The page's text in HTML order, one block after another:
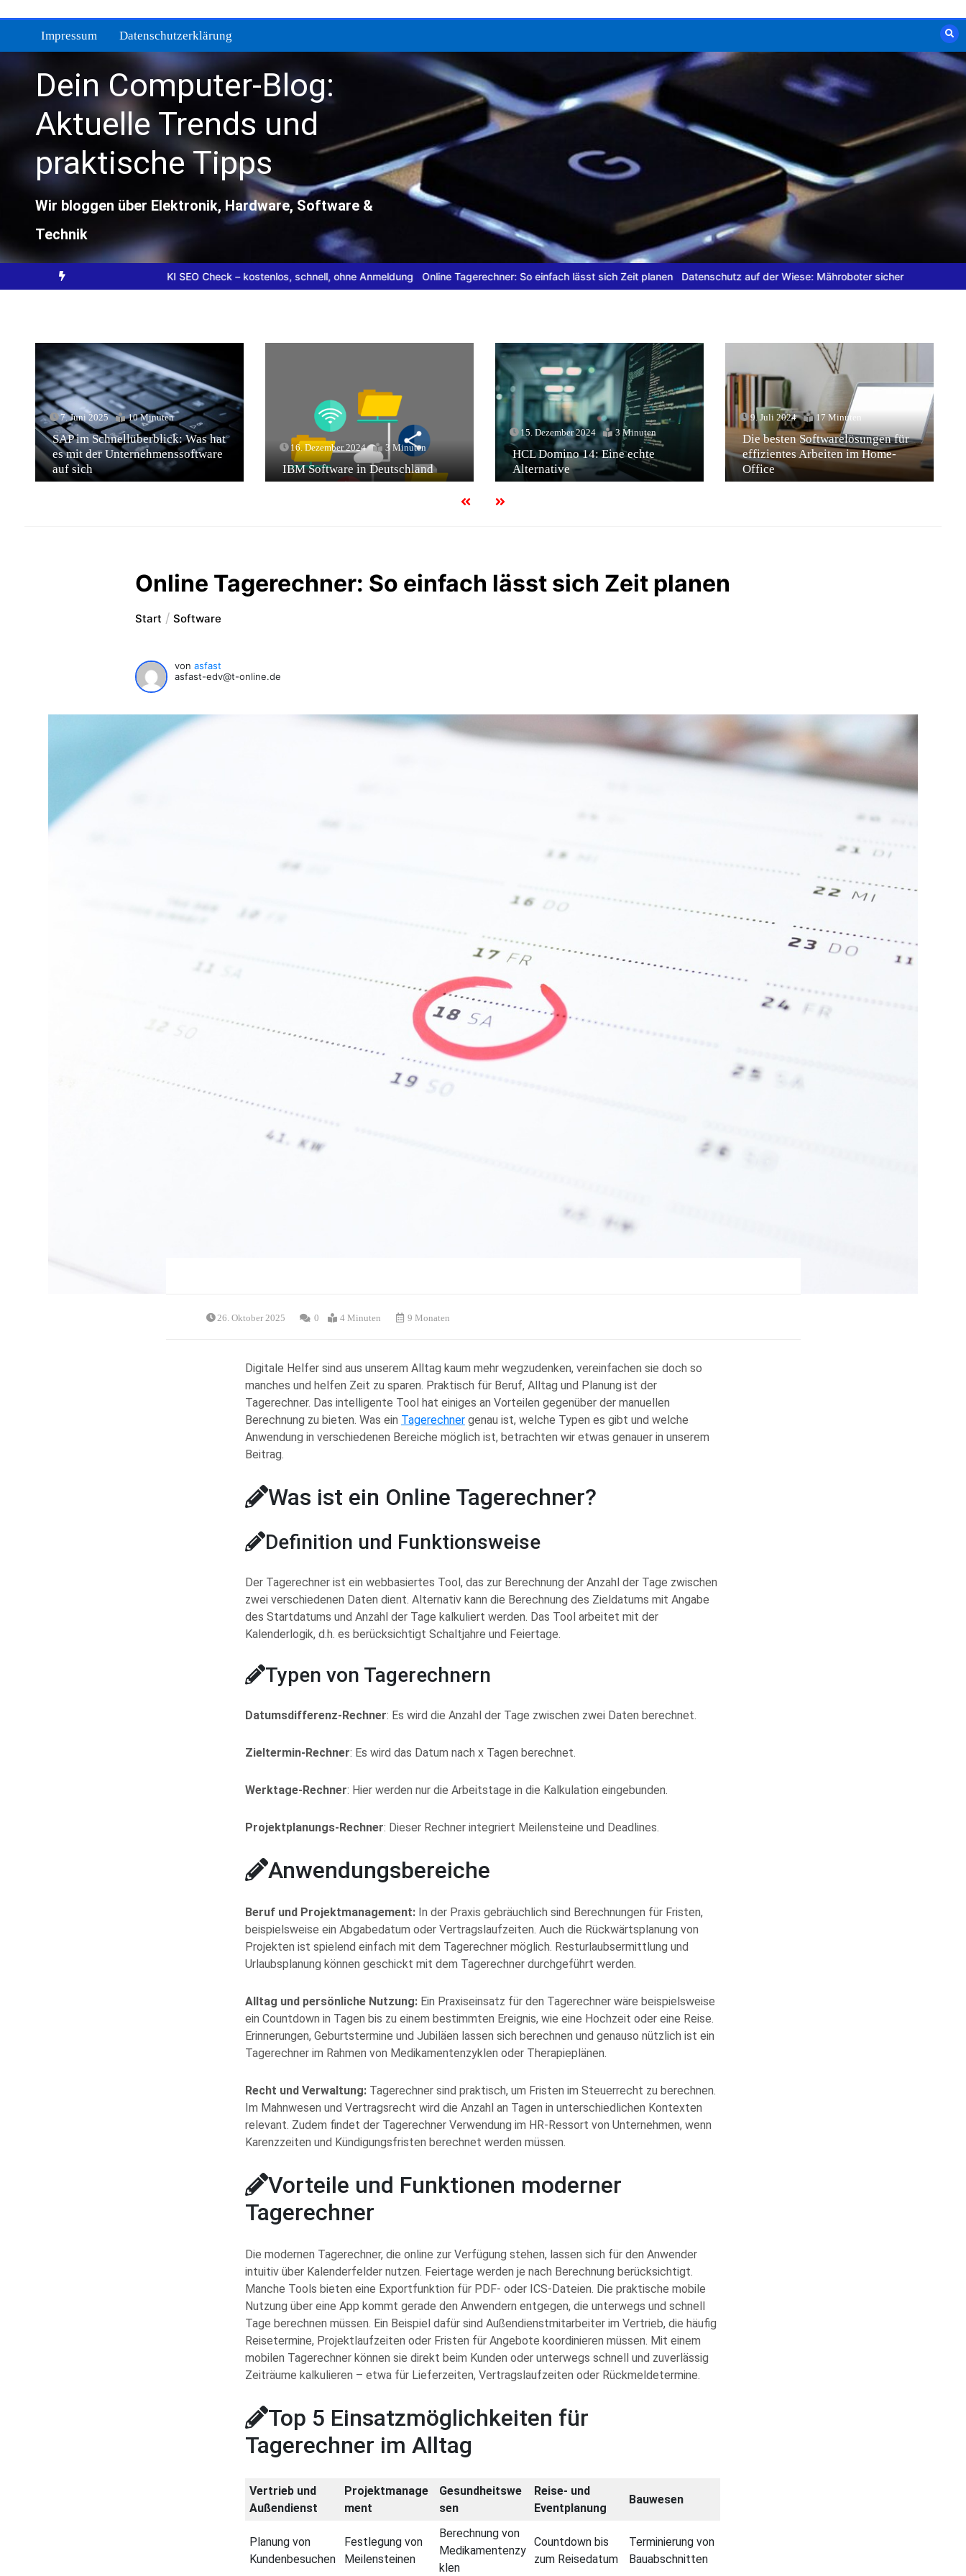
springenImpressum Datenschutzerklärung
Dein Computer-Blog:
Aktuelle Trends und
praktische Tipps
Wir bloggen über Elektronik, Hardware, Software &
Technik
Website KI SEO Check – kostenlos, schnell, ohne Anmeldung Online Tagerechner: So einfach lässt sich Zeit planen Datenschutz auf der Wiese: Mähroboter sicher nutzen Mobile Endgeräte
7. Juni 2025 10 Minuten
SAP im Schnellüberblick: Was hat
es mit der Unternehmenssoftware
auf sich
16. Dezember 2024 3 Minuten
IBM Software in Deutschland
15. Dezember 2024 3 Minuten
HCL Domino 14: Eine echte
Alternative
9. Juli 2024 17 Minuten
Die besten Softwarelösungen für
effizientes Arbeiten im Home-
Office
Online Tagerechner: So einfach lässt sich Zeit planen
Start Software
vonasfast
asfast-edv@t-online.de
26. Oktober 2025 0 4 Minuten 9 Monaten
Digitale Helfer sind aus unserem Alltag kaum mehr wegzudenken, vereinfachen sie doch so
manches und helfen Zeit zu sparen. Praktisch für Beruf, Alltag und Planung ist der
Tagerechner. Das intelligente Tool hat einiges an Vorteilen gegenüber der manuellen
Berechnung zu bieten. Was ein Tagerechnergenau ist, welche Typen es gibt und welche
Anwendung in verschiedenen Bereiche möglich ist, betrachten wir etwas genauer in unserem
Beitrag.
Was ist ein Online Tagerechner?
Definition und Funktionsweise
Der Tagerechner ist ein webbasiertes Tool, das zur Berechnung der Anzahl der Tage zwischen
zwei verschiedenen Daten dient. Alternativ kann die Berechnung des Zieldatums mit Angabe
des Startdatums und Anzahl der Tage kalkuliert werden. Das Tool arbeitet mit der
Kalenderlogik, d.h. es berücksichtigt Schaltjahre und Feiertage.
Typen von Tagerechnern
Datumsdifferenz-Rechner: Es wird die Anzahl der Tage zwischen zwei Daten berechnet.
Zieltermin-Rechner: Es wird das Datum nach x Tagen berechnet.
Werktage-Rechner: Hier werden nur die Arbeitstage in die Kalkulation eingebunden.
Projektplanungs-Rechner: Dieser Rechner integriert Meilensteine und Deadlines.
Anwendungsbereiche
Beruf und Projektmanagement: In der Praxis gebräuchlich sind Berechnungen für Fristen,
beispielsweise ein Abgabedatum oder Vertragslaufzeiten. Auch die Rückwärtsplanung von
Projekten ist spielend einfach mit dem Tagerechner möglich. Resturlaubsermittlung und
Urlaubsplanung können geschickt mit dem Tagerechner durchgeführt werden.
Alltag und persönliche Nutzung: Ein Praxiseinsatz für den Tagerechner wäre beispielsweise
ein Countdown in Tagen bis zu einem bestimmten Ereignis, wie eine Hochzeit oder eine Reise.
Erinnerungen, Geburtstermine und Jubiläen lassen sich berechnen und genauso nützlich ist ein
Tagerechner im Rahmen von Medikamentenzyklen oder Therapieplänen.
Recht und Verwaltung: Tagerechner sind praktisch, um Fristen im Steuerrecht zu berechnen.
Im Mahnwesen und Vertragsrecht wird die Anzahl an Tagen in unterschiedlichen Kontexten
relevant. Zudem findet der Tagerechner Verwendung im HR-Ressort von Unternehmen, wenn
Karenzzeiten und Kündigungsfristen berechnet werden müssen.
Vorteile und Funktionen moderner
Tagerechner
Die modernen Tagerechner, die online zur Verfügung stehen, lassen sich für den Anwender
intuitiv über Kalenderfelder nutzen. Feiertage werden je nach Berechnung berücksichtigt.
Manche Tools bieten eine Exportfunktion für PDF- oder ICS-Dateien. Die praktische mobile
Nutzung über eine App kommt gerade den Anwendern entgegen, die unterwegs und schnell
Tage berechnen müssen. Ein Beispiel dafür sind Außendienstmitarbeiter im Vertrieb, die häufig
Reisetermine, Projektlaufzeiten oder Fristen für Angebote koordinieren müssen. Mit einem
mobilen Tagerechner können sie direkt beim Kunden oder unterwegs schnell und zuverlässig
Zeiträume kalkulieren – etwa für Lieferzeiten, Vertragslaufzeiten oder Rückmeldetermine.
Top 5 Einsatzmöglichkeiten für
Tagerechner im Alltag
Vertrieb und
Außendienst
Projektmanage
ment
Gesundheitswe
sen
Reise- und
Eventplanung
Bauwesen
Planung von
Kundenbesuchen
Festlegung von
Meilensteinen
Berechnung von
Medikamentenzy
klen
Countdown bis
zum Reisedatum
Terminierung von
Bauabschnitten